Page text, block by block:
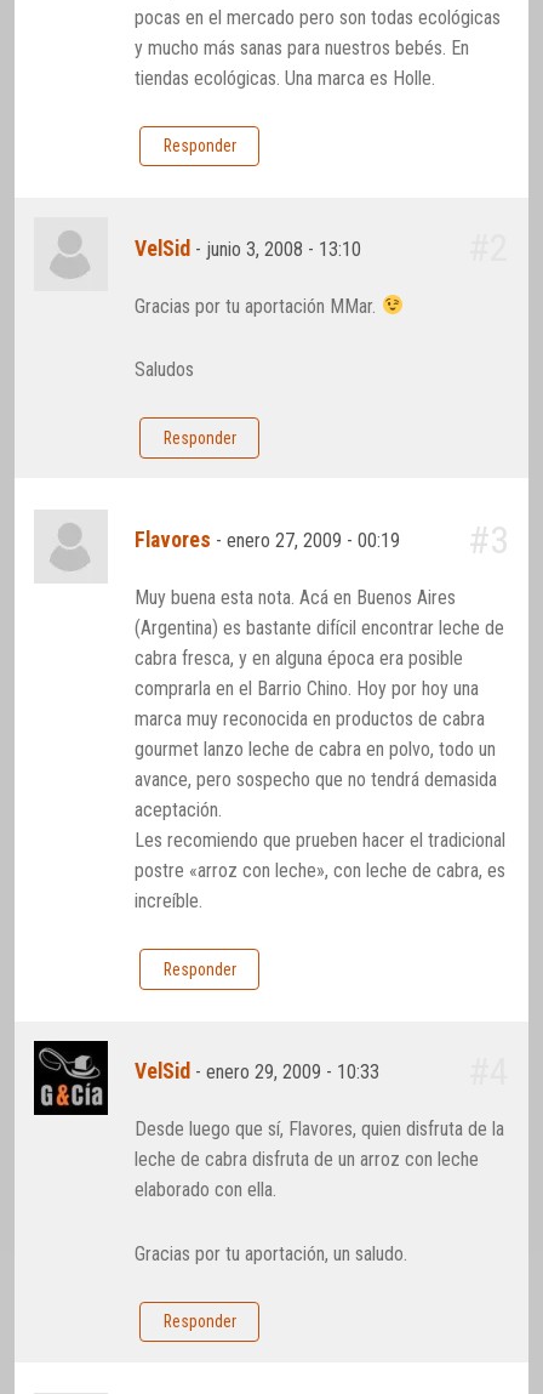
pocas en el mercado pero son todas ecológicas
y mucho más sanas para nuestros bebés. En
tiendas ecológicas. Una marca es Holle.
Responder
VelSid - junio 3, 2008 - 13:10
Gracias por tu aportación MMar.
Saludos
Responder
Flavores -enero 27, 2009 - 00:19 #3
Muy buena esta nota. Acá en Buenos Aires
(Argentina) es bastante difícil encontrar leche de
cabra fresca, y en alguna época era posible
comprarla en el Barrio Chino. Hoy por hoy una
marca muy reconocida en productos de cabra
gourmet lanzo leche de cabra en polvo, todo un
avance, pero sospecho que no tendrá demasida
aceptación.
Les recomiendo que prueben hacer el tradicional
postre «arroz con leche», con leche de cabra, es
increíble.
Responder
VelSid -enero 29, 2009 - 10:33
Desde luego que sí, Flavores, quien disfruta de la
leche de cabra disfruta de un arroz con leche
elaborado con ella.
Gracias por tu aportación, un saludo.
Responder